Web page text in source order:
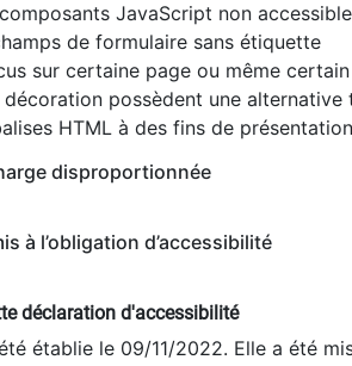
JavaScript non
de formulaire sans étiquette
sur certaine page ou même
décoration possèdent une alternative
HTML à des fins de
disproportionnée
à l’obligation d’accessibilité
déclaration d'accessibilité
établie le 09/11/2022. Elle a été